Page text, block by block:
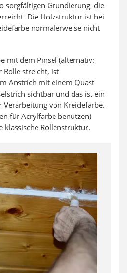
sorgfältigen Grundierung, die
Die Holzstruktur ist bei
normalerweise nicht
mit dem Pinsel (alternativ:
Rolle streicht, ist
Anstrich mit einem Quast
sichtbar und das ist ein
Verarbeitung von Kreidefarbe.
für Acrylfarbe benutzen)
klassische Rollenstruktur.